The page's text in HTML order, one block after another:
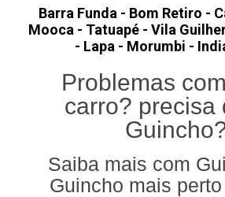
Barra Funda - Bom Retiro -
Mooca - Tatuapé - Vila
- Lapa - Morumbi -
Problemas
carro? precisa
Saiba mais com
Guincho mais